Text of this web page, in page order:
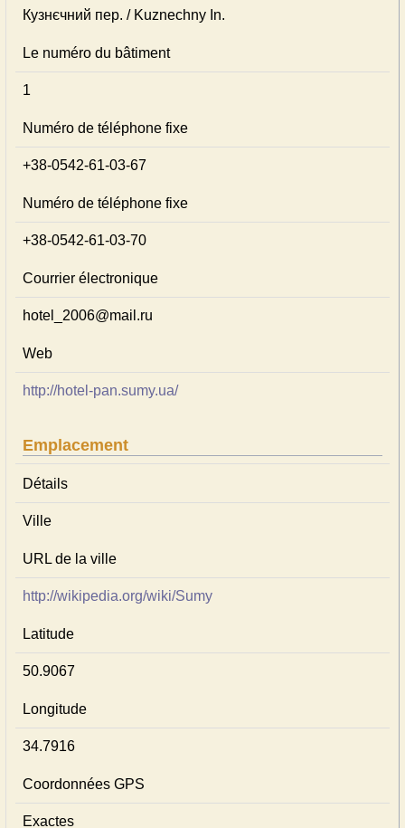
Кузнєчний пер. / Kuznechny In.
Le numéro du bâtiment
1
Numéro de téléphone fixe
+38-0542-61-03-67
Numéro de téléphone fixe
+38-0542-61-03-70
Courrier électronique
hotel_2006@mail.ru
Web
http://hotel-pan.sumy.ua/
Emplacement
Détails
Ville
URL de la ville
http://wikipedia.org/wiki/Sumy
Latitude
50.9067
Longitude
34.7916
Coordonnées GPS
Exactes